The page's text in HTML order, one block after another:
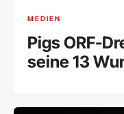
MEDIEN
Pigs ORF-
seine 13